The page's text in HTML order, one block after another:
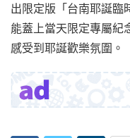
出限定版「台南耶誕臨
能蓋上當天限定專屬紀
感受到耶誕歡樂氛圍。